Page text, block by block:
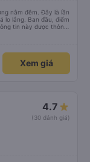
nằm đêm. Đây là lần
lo lắng. Ban đầu, điểm
tin này được thông
xe buýt không
tôi và nhân viên
buýt sạch sẽ và
biết chúng tôi là
Xem giá
4.7
(30 đánh giá)